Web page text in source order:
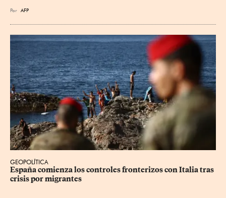
Por AFP
GEOPOLÍTICA
España comienza los controles fronterizos con Italia tras
crisis por migrantes